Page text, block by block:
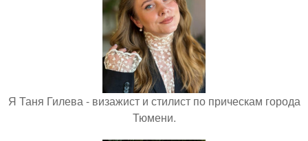
Я Таня Гилева - визажист и стилист по прическам города
Тюмени.